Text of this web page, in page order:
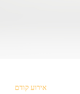
אירוע קודם